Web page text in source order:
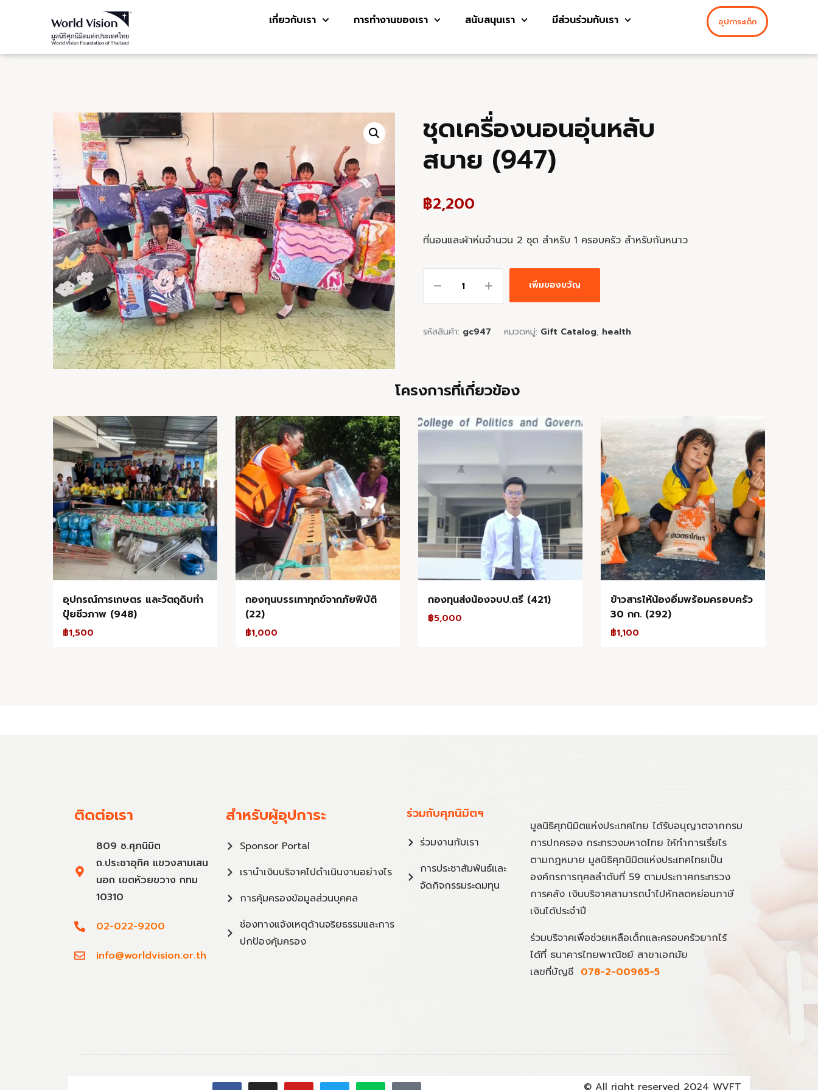
เกี่ยวกับเรา การทำงานของเรา สนับสนุนเรา มีส่วนร่วมกับเรา อุปการะเด็ก
ชุดเครื่องนอนอุ่นหลับ
สบาย (947)
฿2,200
ที่นอนและผ้าห่มจำนวน 2 ชุด สำหรับ 1 ครอบครัว สำหรับกันหนาว
เพิ่มของขวัญ
รหัสสินค้า: gc947 หมวดหมู่: Gift Catalog, health
โครงการที่เกี่ยวข้อง
อุปกรณ์การเกษตร และวัตถุดิบทำ
ปุ๋ยชีวภาพ (948)
฿1,500
กองทุนบรรเทาทุกข์จากภัยพิบัติ
(22)
฿1,000
กองทุนส่งน้องจบป.ตรี (421)
฿5,000
ข้าวสารให้น้องอิ่มพร้อมครอบครัว
30 กก. (292)
฿1,100
ติดต่อเรา
809 ซ.ศุภนิมิต
ถ.ประชาอุทิศ แขวงสามเสน
นอก เขตห้วยขวาง กทม
10310
02-022-9200
info@worldvision.or.th
สำหรับผู้อุปการะ
Sponsor Portal
เรานำเงินบริจาคไปดำเนินงานอย่างไร
การคุ้มครองข้อมูลส่วนบุคคล
ช่องทางแจ้งเหตุด้านจริยธรรมและการ
ปกป้องคุ้มครอง
ร่วมกับศุภนิมิตฯ
ร่วมงานกับเรา
การประชาสัมพันธ์และ
จัดกิจกรรมระดมทุน
มูลนิธิศุภนิมิตแห่งประเทศไทย ได้รับอนุญาตจากกรม
การปกครอง กระทรวงมหาดไทย ให้ทำการเรี่ยไร
ตามกฎหมาย มูลนิธิศุภนิมิตแห่งประเทศไทยเป็น
องค์กรการกุศลลำดับที่ 59 ตามประกาศกระทรวง
การคลัง เงินบริจาคสามารถนำไปหักลดหย่อนภาษี
เงินได้ประจำปี
ร่วมบริจาคเพื่อช่วยเหลือเด็กและครอบครัวยากไร้
ได้ที่ ธนาคารไทยพาณิชย์ สาขาเอกมัย
เลขที่บัญชี 078-2-00965-5